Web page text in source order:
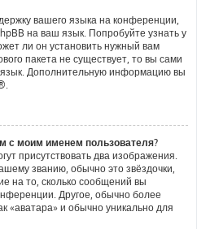
вашего языка на конференции,
на ваш язык. Попробуйте узнать у
ли он установить нужный вам
пакета не существует, то вы сами
Дополнительную информацию вы
с моим именем пользователя?
присутствовать два изображения.
званию, обычно это звёздочки,
на то, сколько сообщений вы
Другое, обычно более
«аватара» и обычно уникально для